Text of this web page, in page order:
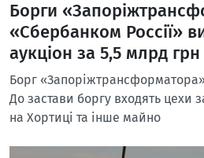
Борги
«Сбербанком Россії»
аукціон за 5,5 млрд грн
Борг
До застави боргу входять цехи
на Хортиці та інше майно